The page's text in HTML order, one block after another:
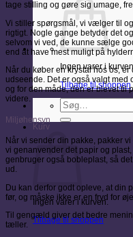
Ingen varer i
Tilbage til shoppen
Søg
efter:
Kurv
Ingen varer i kurven.
Tilbage til shoppen
tage stilling og gøre sig umage,
Vi stiller spørgsmål, vi vælger til
rigtigt. Nogle gange betyder det
selvom vi ved, de kunne sælge
end at have mest muligt på
Når du køber en krystal hos os,
udseende. Det er også valgt med
og for den måde, den er blevet til
videre.
Miljøhensyn
Når vi sender din pakke, pakker
vi genanvender det papir og
genbruger også bobleplast, så
ud.
Du kan derfor godt opleve, at din
før, og måske ikke er en fryd for
Til gengæld giver det bedre
tæller.